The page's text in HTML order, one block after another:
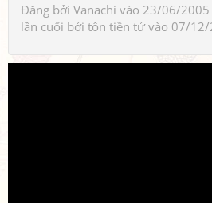
Đăng bởi Vanachi vào 23/06/2005
lần cuối bởi tôn tiền tửvào 07/12/